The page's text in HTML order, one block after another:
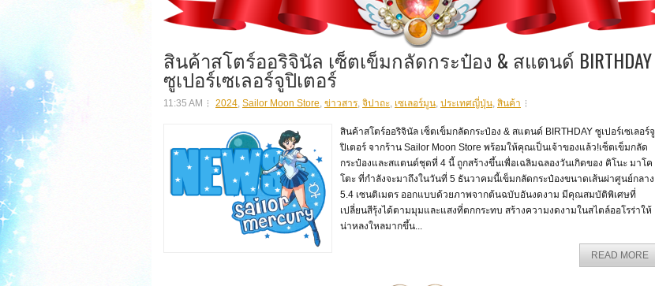
สินค้าสโตร์ออริจินัล เซ็ตเข็มกลัดกระป๋อง & สแตนด์ BIRTHDAY
ซูเปอร์เซเลอร์จูปิเตอร์
11:35 AM 2024, Sailor Moon Store, ข่าวสาร, จิปาถะ, เซเลอร์มูน, ประเทศญี่ปุ่น, สินค้า
สินค้าสโตร์ออริจินัล เซ็ตเข็มกลัดกระป๋อง & สแตนด์ BIRTHDAY ซูเปอร์เซเลอร์จู
ปิเตอร์ จากร้าน Sailor Moon Store พร้อมให้คุณเป็นเจ้าของแล้ว!เซ็ตเข็มกลัด
กระป๋องและสแตนด์ชุดที่ 4 นี้ ถูกสร้างขึ้นเพื่อเฉลิมฉลองวันเกิดของ คิโนะ มาโค
โตะ ที่กำลังจะมาถึงในวันที่ 5 ธันวาคมนี้เข็มกลัดกระป๋องขนาดเส้นผ่าศูนย์กลาง
5.4 เซนติเมตร ออกแบบด้วยภาพจากต้นฉบับอันงดงาม มีคุณสมบัติพิเศษที่
เปลี่ยนสีรุ้งได้ตามมุมและแสงที่ตกกระทบ สร้างความงดงามในสไตล์ออโรร่าให้
น่าหลงใหลมากขึ้น...
READ MORE